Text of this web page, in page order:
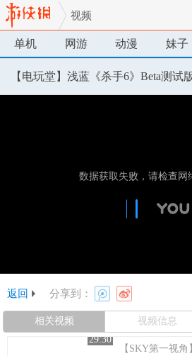
视频
单机 网游 动漫 妹子
【电玩堂】浅蓝《杀手6》Beta测试
返回 分享到：
相关视频 视频信息
29:30
【SKY第一视